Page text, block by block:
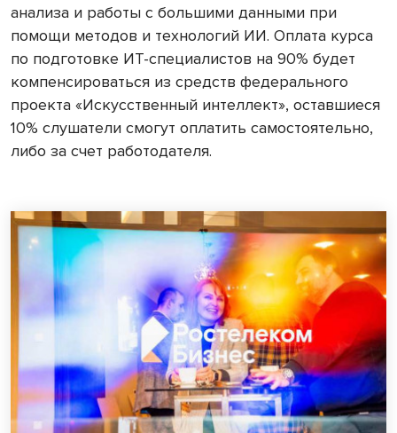
анализа и работы с большими данными при
помощи методов и технологий ИИ. Оплата курса
по подготовке ИТ-специалистов на 90% будет
компенсироваться из средств федерального
проекта «Искусственный интеллект», оставшиеся
10% слушатели смогут оплатить самостоятельно,
либо за счет работодателя.